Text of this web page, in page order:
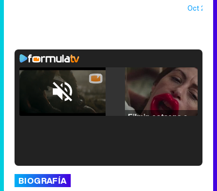
Oct
Unmute /
Loaded:
25.30%
BIOGRAFÍA